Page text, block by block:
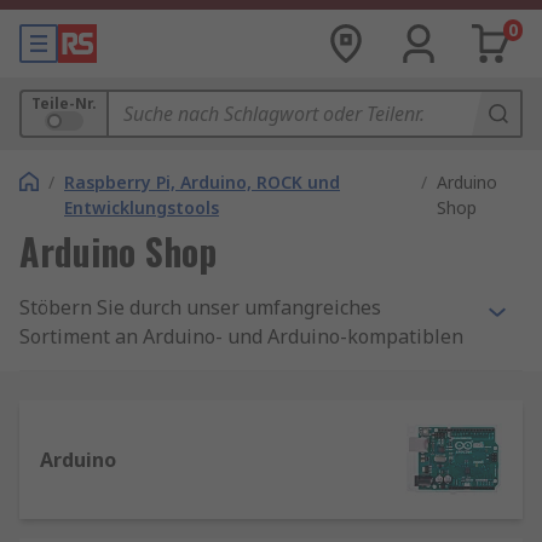
0
Teile-Nr.
/ Raspberry Pi, Arduino, ROCK und
Entwicklungstools
/ Arduino
Shop
Arduino Shop
Stöbern Sie durch unser umfangreiches
Sortiment an Arduino- und Arduino-kompatiblen
Elektronikprojekte suchen. In unserem Arduino-
Shop finden Sie eine Auswahl der besten
Arduino